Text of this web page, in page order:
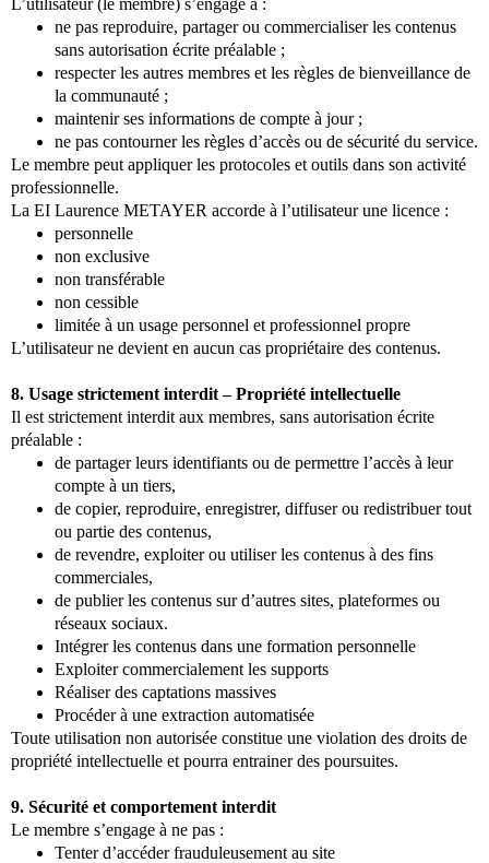
L’utilisateur (le membre) s’engage à :
ne pas reproduire, partager ou commercialiser les contenus
sans autorisation écrite préalable ;
respecter les autres membres et les règles de bienveillance de
la communauté ;
maintenir ses informations de compte à jour ;
ne pas contourner les règles d’accès ou de sécurité du service.
Le membre peut appliquer les protocoles et outils dans son activité
professionnelle.
La EI Laurence METAYER accorde à l’utilisateur une licence :
personnelle
non exclusive
non transférable
non cessible
limitée à un usage personnel et professionnel propre
L’utilisateur ne devient en aucun cas propriétaire des contenus.
8. Usage strictement interdit – Propriété intellectuelle
Il est strictement interdit aux membres, sans autorisation écrite
préalable :
de partager leurs identifiants ou de permettre l’accès à leur
compte à un tiers,
de copier, reproduire, enregistrer, diffuser ou redistribuer tout
ou partie des contenus,
de revendre, exploiter ou utiliser les contenus à des fins
commerciales,
de publier les contenus sur d’autres sites, plateformes ou
réseaux sociaux.
Intégrer les contenus dans une formation personnelle
Exploiter commercialement les supports
Réaliser des captations massives
Procéder à une extraction automatisée
Toute utilisation non autorisée constitue une violation des droits de
propriété intellectuelle et pourra entrainer des poursuites.
9. Sécurité et comportement interdit
Le membre s’engage à ne pas :
Tenter d’accéder frauduleusement au site